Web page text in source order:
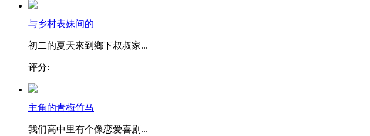
与乡村表妹间的
初二的夏天來到鄉下叔叔家...
评分:
主角的青梅竹马
我们高中里有个像恋爱喜剧...